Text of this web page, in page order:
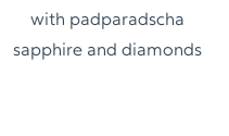
with padparadscha
sapphire and diamonds